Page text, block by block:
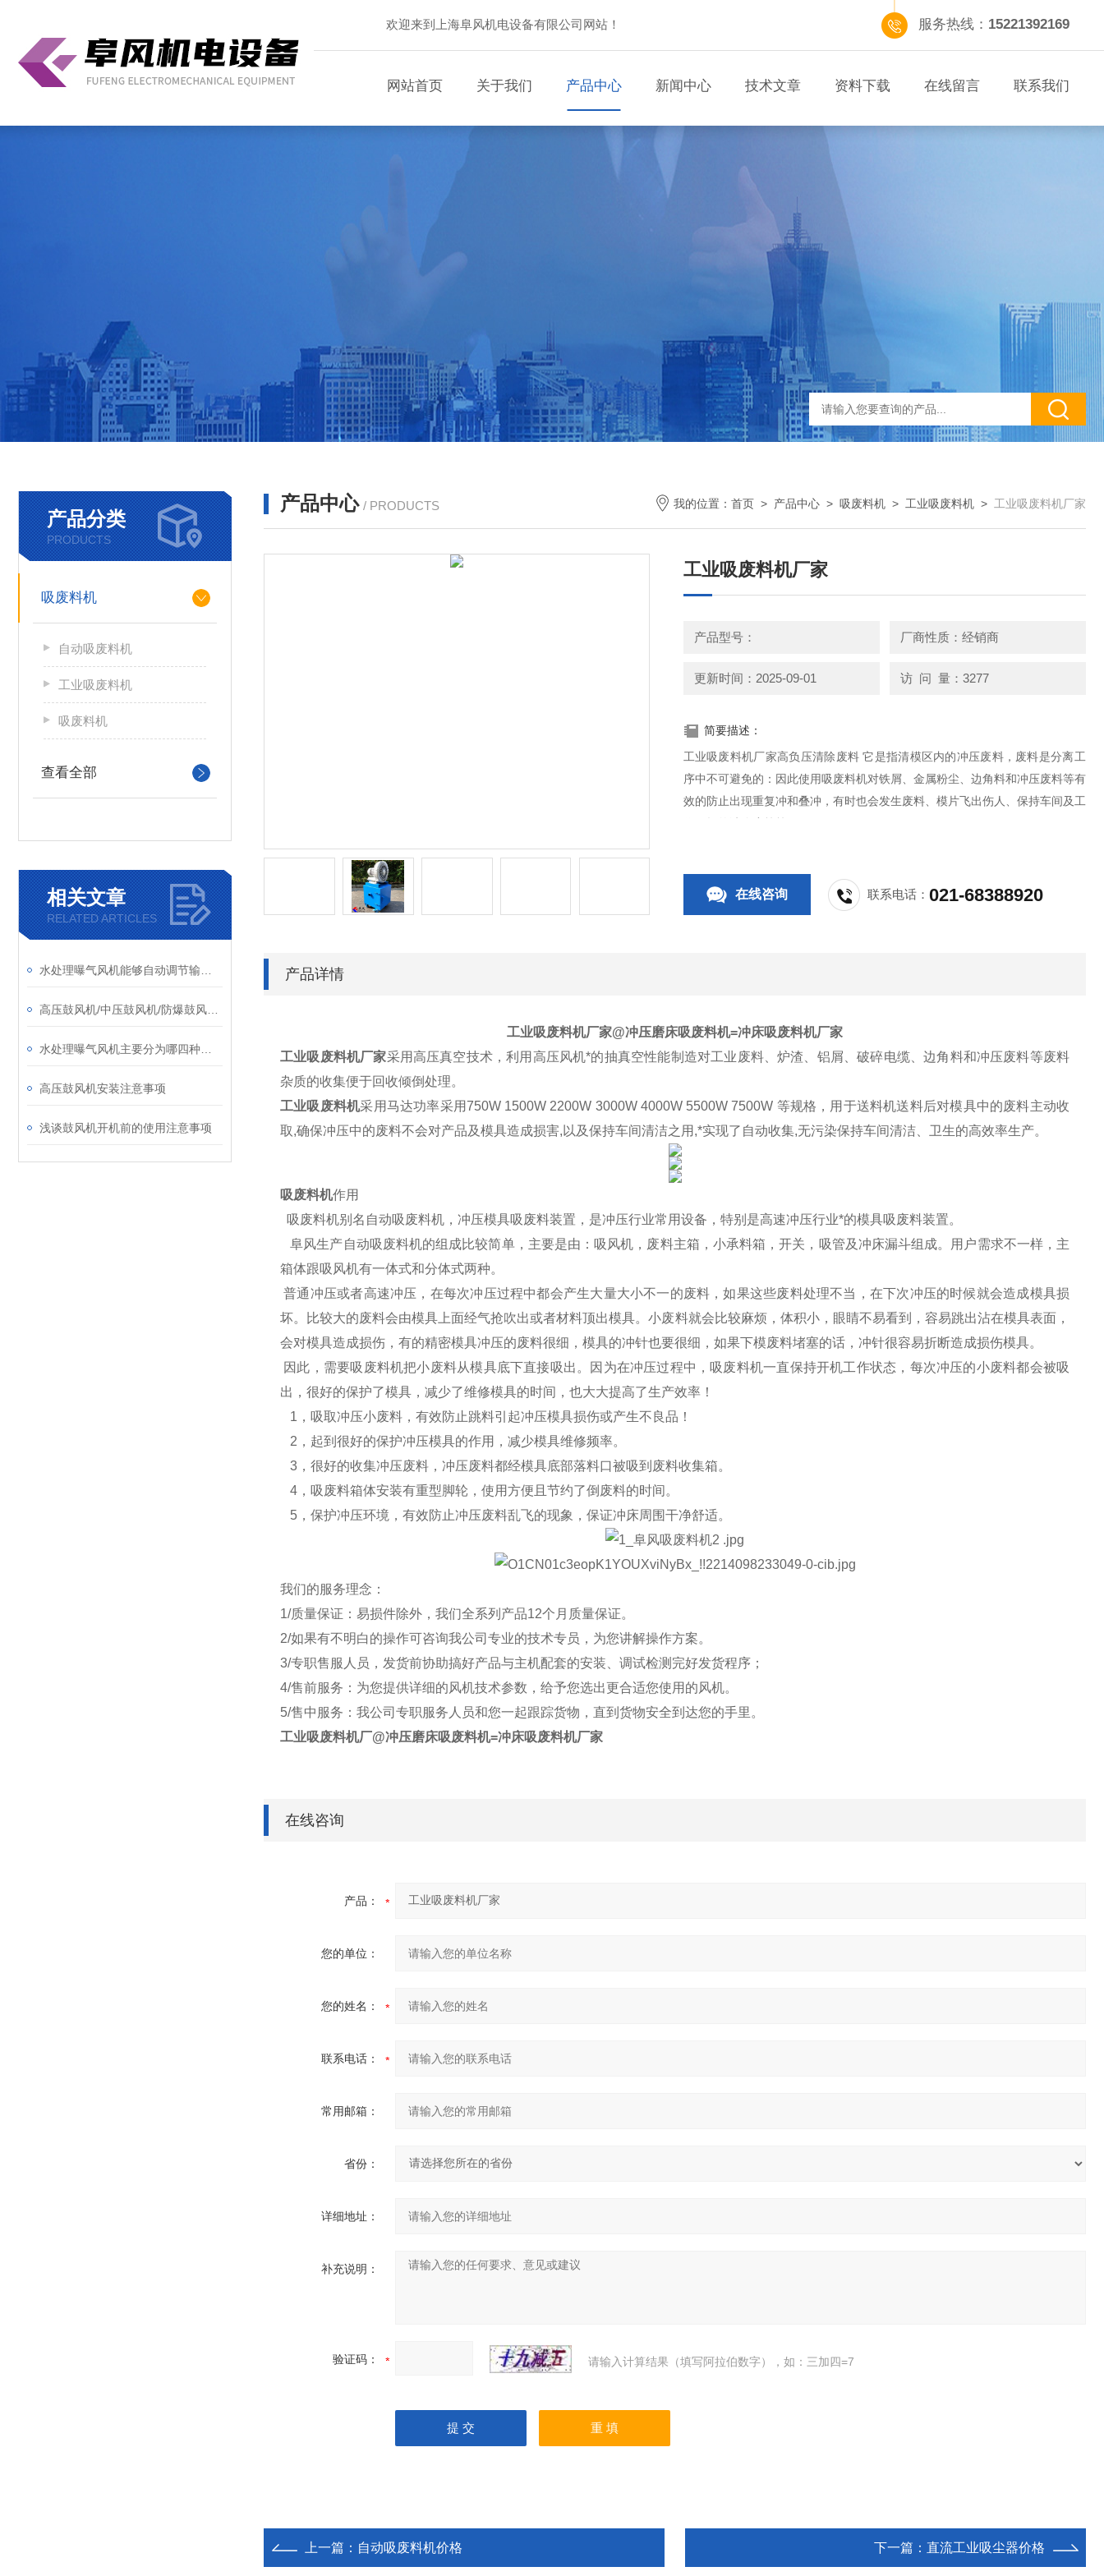
欢迎来到上海阜风机电设备有限公司网站！ 服务热线： 15221392169
网站首页 关于我们 产品中心 新闻中心 技术文章 资料下载 在线留言 联系我们
产品分类
PRODUCTS
吸废料机
自动吸废料机
工业吸废料机
吸废料机
查看全部
相关文章
RELATED ARTICLES
高压鼓风机安装注意事项
浅谈鼓风机开机前的使用注意事项
产品中心 / PRODUCTS 我的位置： 首页 > 产品中心 > 吸废料机 > 工业吸废料机 > 工业吸废料机厂家
工业吸废料机厂家
产品型号： 厂商性质：经销商
更新时间：2025-09-01 访 问 量：3277
简要描述：
工业吸废料机厂家​高负压清除废料 它是指清模区内的冲压废料，废料是分离工
序中不可避免的：因此使用吸废料机对铁屑、金属粉尘、边角料和冲压废料等有
效的防止出现重复冲和叠冲，有时也会发生废料、模片飞出伤人、保持车间及工
作现场的洁净度等等。
在线咨询 联系电话：021-68388920
产品详情
工业吸废料机厂家@冲压磨床吸废料机=冲床吸废料机厂家
工业吸废料机厂家采用高压真空技术，利用高压风机*的抽真空性能制造对工业废料、炉渣、铝屑、破碎电缆、边角料和冲压废料等废料
杂质的收集便于回收倾倒处理。
工业吸废料机采用马达功率采用750W 1500W 2200W 3000W 4000W 5500W 7500W 等规格，用于送料机送料后对模具中的废料主动收
取,确保冲压中的废料不会对产品及模具造成损害,以及保持车间清洁之用,*实现了自动收集,无污染保持车间清洁、卫生的高效率生产。
吸废料机作用
吸废料机别名自动吸废料机，冲压模具吸废料装置，是冲压行业常用设备，特别是高速冲压行业*的模具吸废料装置。
阜风生产自动吸废料机的组成比较简单，主要是由：吸风机，废料主箱，小承料箱，开关，吸管及冲床漏斗组成。用户需求不一样，主
箱体跟吸风机有一体式和分体式两种。
普通冲压或者高速冲压，在每次冲压过程中都会产生大量大小不一的废料，如果这些废料处理不当，在下次冲压的时候就会造成模具损
坏。比较大的废料会由模具上面经气抢吹出或者材料顶出模具。小废料就会比较麻烦，体积小，眼睛不易看到，容易跳出沾在模具表面，
会对模具造成损伤，有的精密模具冲压的废料很细，模具的冲针也要很细，如果下模废料堵塞的话，冲针很容易折断造成损伤模具。
因此，需要吸废料机把小废料从模具底下直接吸出。因为在冲压过程中，吸废料机一直保持开机工作状态，每次冲压的小废料都会被吸
出，很好的保护了模具，减少了维修模具的时间，也大大提高了生产效率！
1，吸取冲压小废料，有效防止跳料引起冲压模具损伤或产生不良品！
2，起到很好的保护冲压模具的作用，减少模具维修频率。
3，很好的收集冲压废料，冲压废料都经模具底部落料口被吸到废料收集箱。
4，吸废料箱体安装有重型脚轮，使用方便且节约了倒废料的时间。
5，保护冲压环境，有效防止冲压废料乱飞的现象，保证冲床周围干净舒适。
我们的服务理念：
1/质量保证：易损件除外，我们全系列产品12个月质量保证。
2/如果有不明白的操作可咨询我公司专业的技术专员，为您讲解操作方案。
3/专职售服人员，发货前协助搞好产品与主机配套的安装、调试检测完好发货程序；
4/售前服务：为您提供详细的风机技术参数，给予您选出更合适您使用的风机。
5/售中服务：我公司专职服务人员和您一起跟踪货物，直到货物安全到达您的手里。
工业吸废料机厂@冲压磨床吸废料机=冲床吸废料机厂家
在线咨询
产品：
您的单位：
您的姓名：
联系电话：
常用邮箱：
省份：
详细地址：
补充说明：
验证码： 请输入计算结果（填写阿拉伯数字），如：三加四=7
上一篇： 自动吸废料机价格 下一篇： 直流工业吸尘器价格